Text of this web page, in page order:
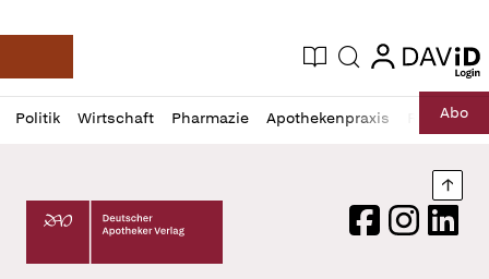
Deutsche Apotheker Zeitung
Aktuelle Ausgabe
Suche login
login
Politik Wirtschaft Pharmazie Apothekenpraxis RechtAbo
Profil
öffnen
Daz
Pur
Deutscher Apotheker Verlag Logo
FacebookInstagram